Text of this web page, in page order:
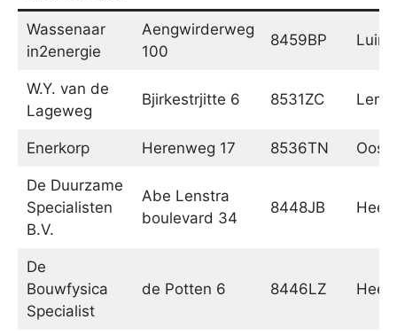
Wassenaar
in2energie
Aengwirderweg
100
8459BP
W.Y. van de
Lageweg
Bjirkestrjitte 6 8531ZC
Enerkorp Herenweg 17 8536TN
De Duurzame
Specialisten
B.V.
Abe Lenstra
boulevard 34
8448JB
De
Bouwfysica
Specialist
de Potten 6 8446LZ